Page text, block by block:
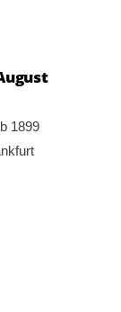
1899